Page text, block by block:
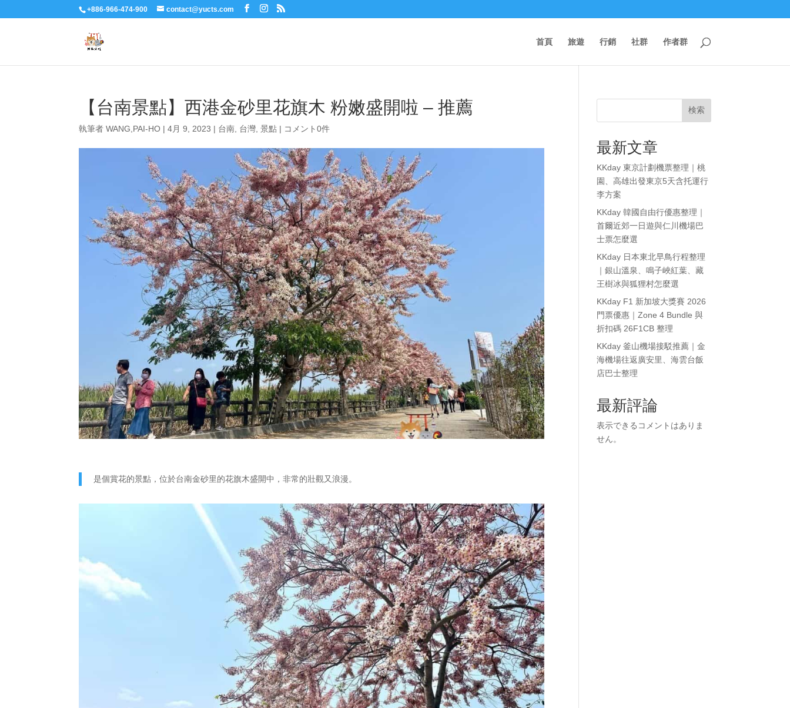
+886-966-474-900 contact@yucts.com
首頁 旅遊 行銷 社群 作者群
【台南景點】西港金砂里花旗木 粉嫩盛開啦 – 推薦
執筆者WANG,PAI-HO |4月 9, 2023 | 台南 台灣 ,景點 | コメント0件
是個賞花的景點，位於台南金砂里的花旗木盛開中，非常的壯觀又浪漫。
検索
最新文章
KKday 東京計劃機票整理｜桃
園、高雄出發東京5天含托運行
李方案
KKday 韓國自由行優惠整理｜
首爾近郊一日遊與仁川機場巴
士票怎麼選
KKday 日本東北早鳥行程整理
｜銀山溫泉、鳴子峽紅葉、藏
王樹冰與狐狸村怎麼選
KKday F1 新加坡大獎賽 2026
門票優惠｜Zone 4 Bundle 與
折扣碼 26F1CB 整理
KKday 釜山機場接駁推薦｜金
海機場往返廣安里、海雲台飯
店巴士整理
最新評論
表示できるコメントはありま
せん。